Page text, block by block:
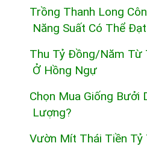
Trồng Thanh Long
Năng Suất Có Thể
Thu Tỷ Đồng/năm Từ
Ở Hồng Ngự
Chọn Mua Giống Bưởi
Lượng?
Vườn Mít Thái Tiền Tỷ